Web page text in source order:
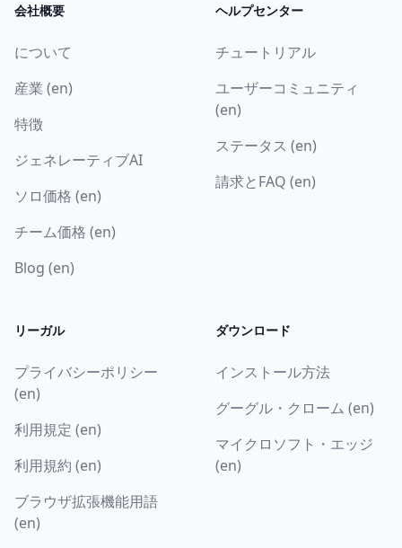
会社概要
について
産業 (en)
特徴
ジェネレーティブAI
ソロ価格 (en)
チーム価格 (en)
Blog (en)
ヘルプセンター
チュートリアル
ユーザーコミュニティ
(en)
ステータス (en)
請求とFAQ (en)
リーガル
プライバシーポリシー
(en)
利用規定 (en)
利用規約 (en)
ブラウザ拡張機能用語
(en)
ダウンロード
インストール方法
グーグル・クローム (en)
マイクロソフト・エッジ
(en)